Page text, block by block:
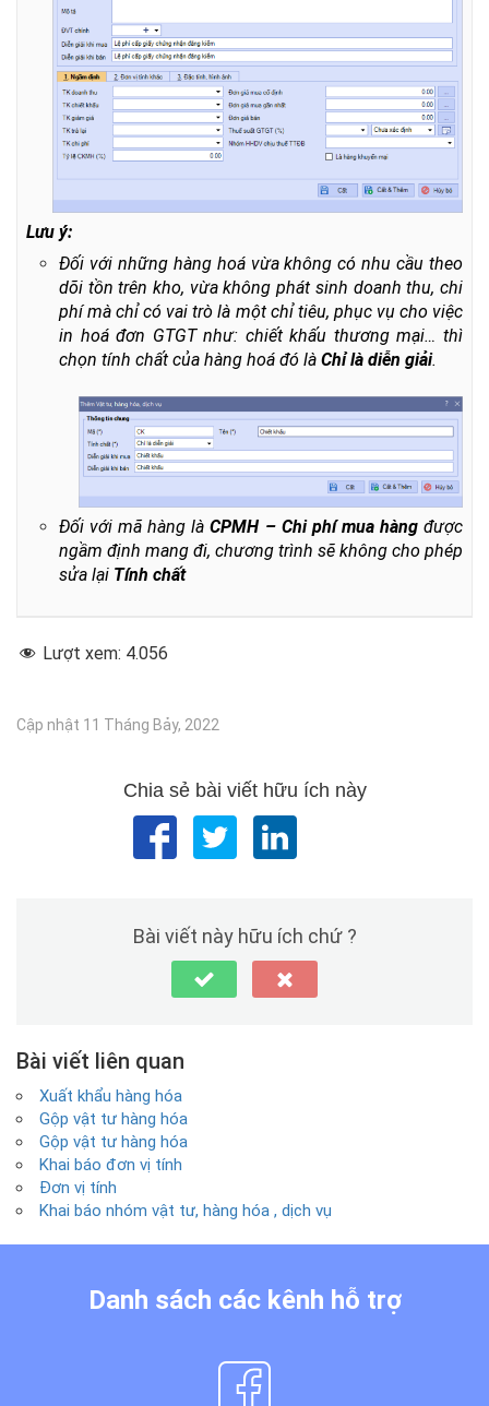
Lưu ý:
Đối với những hàng hoá vừa không có nhu cầu theo
dõi tồn trên kho, vừa không phát sinh doanh thu, chi
phí mà chỉ có vai trò là một chỉ tiêu, phục vụ cho việc
in hoá đơn GTGT như: chiết khấu thương mại… thì
chọn tính chất của hàng hoá đó là Chỉ là diễn giải.
Đối với mã hàng làCPMH – Chi phí mua hàngđược
ngầm định mang đi, chương trình sẽ không cho phép
sửa lại Tính chất
Lượt xem: 4.056
Cập nhật 11 Tháng Bảy, 2022
Chia sẻ bài viết hữu ích này
Bài viết này hữu ích chứ ?
Bài viết liên quan
Xuất khẩu hàng hóa
Gộp vật tư hàng hóa
Gộp vật tư hàng hóa
Khai báo đơn vị tính
Đơn vị tính
Khai báo nhóm vật tư, hàng hóa , dịch vụ
Danh sách các kênh hỗ trợ